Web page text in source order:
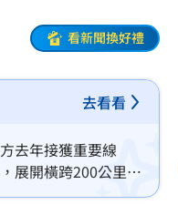
看新聞換好禮
去看看
去年接獲重要線
展開橫跨200公里的
過5千萬元。這起跨